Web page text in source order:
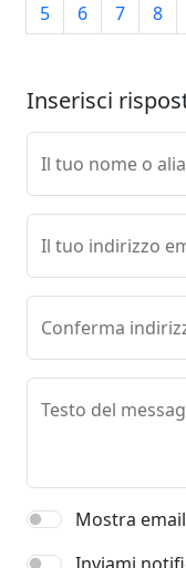
5
6 7 8
Inserisci
Il tuo nome o
Il tuo indirizzo
Conferma
Testo del
Mostra email